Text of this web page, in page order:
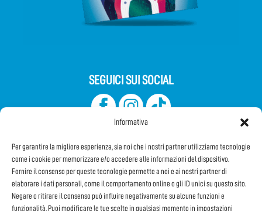
Informativa
Per garantire la migliore esperienza, sia noi che i nostri partner utilizziamo tecnologie
come i cookie per memorizzare e/o accedere alle informazioni del dispositivo.
Fornire il consenso per queste tecnologie permette a noi e ai nostri partner di
elaborare i dati personali, come il comportamento online o gli ID unici su questo sito.
Negare o ritirare il consenso può influire negativamente su alcune funzioni e
funzionalità. Puoi modificare le tue scelte in qualsiasi momento in impostazioni
SEGUICI SUI SOCIAL
Iscriviti alla Newsletter